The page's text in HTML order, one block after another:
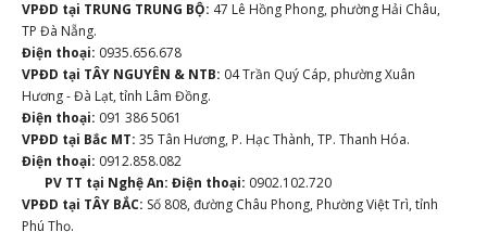
VPĐD tại TRUNG TRUNG BỘ: 47 Lê Hồng Phong, phường Hải Châu,
TP Đà Nẵng.
Điện thoại: 0935.656.678
VPĐD tại TÂY NGUYÊN & NTB: 04 Trần Quý Cáp, phường Xuân
Hương - Đà Lạt, tỉnh Lâm Đồng.
Điện thoại: 091 386 5061
VPĐD tại Bắc MT: 35 Tân Hương, P. Hạc Thành, TP. Thanh Hóa.
Điện thoại: 0912.858.082
PV TT tại Nghệ An: Điện thoại: 0902.102.720
VPĐD tại TÂY BẮC: Số 808, đường Châu Phong, Phường Việt Trì, tỉnh
Phú Thọ.